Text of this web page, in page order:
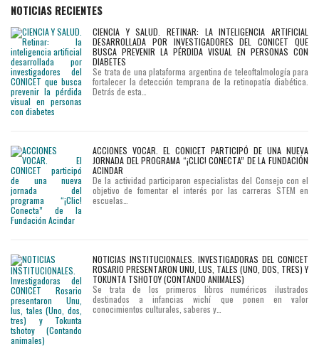
NOTICIAS RECIENTES
CIENCIA Y SALUD. RETINAR: LA INTELIGENCIA ARTIFICIAL
DESARROLLADA POR INVESTIGADORES DEL CONICET QUE
BUSCA PREVENIR LA PÉRDIDA VISUAL EN PERSONAS CON
DIABETES
Se trata de una plataforma argentina de teleoftalmología para
fortalecer la detección temprana de la retinopatía diabética.
Detrás de esta…
ACCIONES VOCAR. EL CONICET PARTICIPÓ DE UNA NUEVA
JORNADA DEL PROGRAMA “¡CLIC! CONECTA” DE LA FUNDACIÓN
ACINDAR
De la actividad participaron especialistas del Consejo con el
objetivo de fomentar el interés por las carreras STEM en
escuelas…
NOTICIAS INSTITUCIONALES. INVESTIGADORAS DEL CONICET
ROSARIO PRESENTARON UNU, LUS, TALES (UNO, DOS, TRES) Y
TOKUNTA TSHOTOY (CONTANDO ANIMALES)
Se trata de los primeros libros numéricos ilustrados
destinados a infancias wichí que ponen en valor
conocimientos culturales, saberes y…